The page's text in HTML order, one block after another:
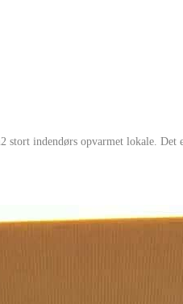
stort indendørs opvarmet lokale.